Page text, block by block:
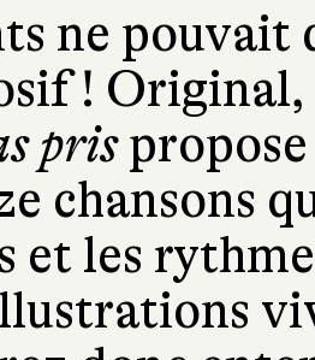
ne pouvait
!
prispropose
chansons
et les